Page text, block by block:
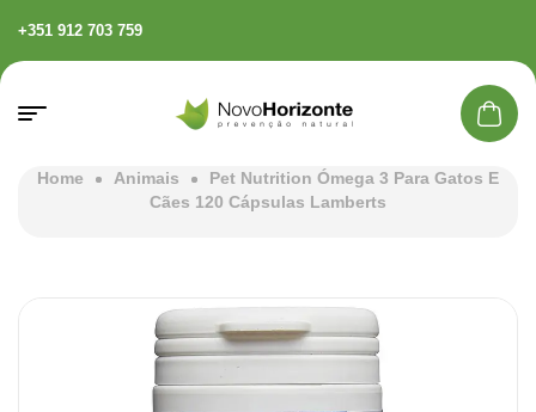
+351 912 703 759
Home Animais
Pet Nutrition Ómega 3 Para Gatos E
Cães 120 Cápsulas Lamberts